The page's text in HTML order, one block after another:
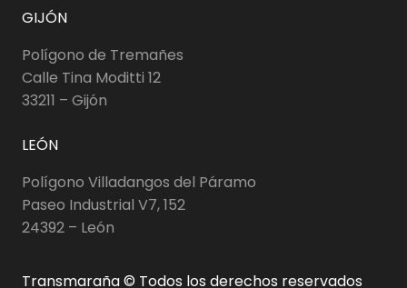
GIJÓN
Polígono de Tremañes
Calle Tina Moditti 12
33211 – Gijón
LEÓN
Polígono Villadangos del Páramo
Paseo Industrial V7, 152
24392 – León
Transmaraña © Todos los derechos reservados